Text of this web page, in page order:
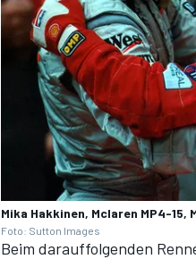
Mika Hakkinen, Mclaren MP4-
Foto: Sutton Images
Beim darauffolgenden